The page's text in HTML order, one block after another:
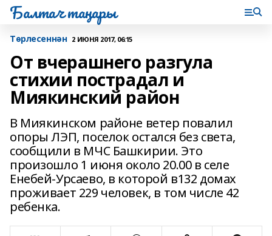
Балтач таңнары
Tөрлесеннән 2 ИЮНЯ 2017, 06:15
От вчерашнего разгула
стихии пострадал и
Миякинский район
В Миякинском районе ветер повалил
опоры ЛЭП, поселок остался без света,
сообщили в МЧС Башкирии. Это
произошло 1 июня около 20.00 в селе
Енебей-Урсаево, в которой в132 домах
проживает 229 человек, в том числе 42
ребенка.